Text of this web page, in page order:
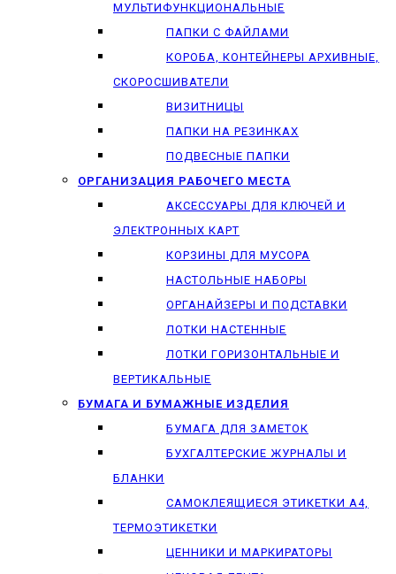
МУЛЬТИФУНКЦИОНАЛЬНЫЕ
ПАПКИ С ФАЙЛАМИ
КОРОБА, КОНТЕЙНЕРЫ АРХИВНЫЕ,
СКОРОСШИВАТЕЛИ
ВИЗИТНИЦЫ
ПАПКИ НА РЕЗИНКАХ
ПОДВЕСНЫЕ ПАПКИ
ОРГАНИЗАЦИЯ РАБОЧЕГО МЕСТА
АКСЕССУАРЫ ДЛЯ КЛЮЧЕЙ И
ЭЛЕКТРОННЫХ КАРТ
КОРЗИНЫ ДЛЯ МУСОРА
НАСТОЛЬНЫЕ НАБОРЫ
ОРГАНАЙЗЕРЫ И ПОДСТАВКИ
ЛОТКИ НАСТЕННЫЕ
ЛОТКИ ГОРИЗОНТАЛЬНЫЕ И
ВЕРТИКАЛЬНЫЕ
БУМАГА И БУМАЖНЫЕ ИЗДЕЛИЯ
БУМАГА ДЛЯ ЗАМЕТОК
БУХГАЛТЕРСКИЕ ЖУРНАЛЫ И
БЛАНКИ
САМОКЛЕЯЩИЕСЯ ЭТИКЕТКИ А4,
ТЕРМОЭТИКЕТКИ
ЦЕННИКИ И МАРКИРАТОРЫ